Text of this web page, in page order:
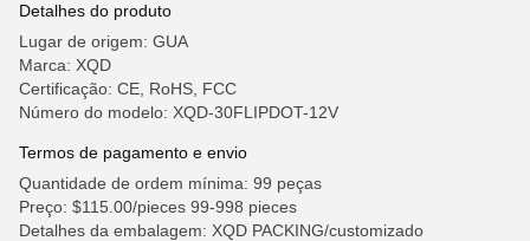
Detalhes do produto
Lugar de origem: GUA
Marca: XQD
Certificação: CE, RoHS, FCC
Número do modelo: XQD-30FLIPDOT-12V
Termos de pagamento e envio
Quantidade de ordem mínima: 99 peças
Preço: $115.00/pieces 99-998 pieces
Detalhes da embalagem: XQD PACKING/customizado